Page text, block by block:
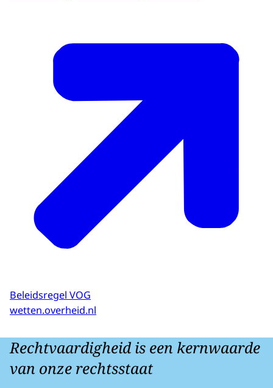
Beleidsregel VOG
wetten.overheid.nl
Rechtvaardigheid is een kernwaarde
van onze rechtsstaat